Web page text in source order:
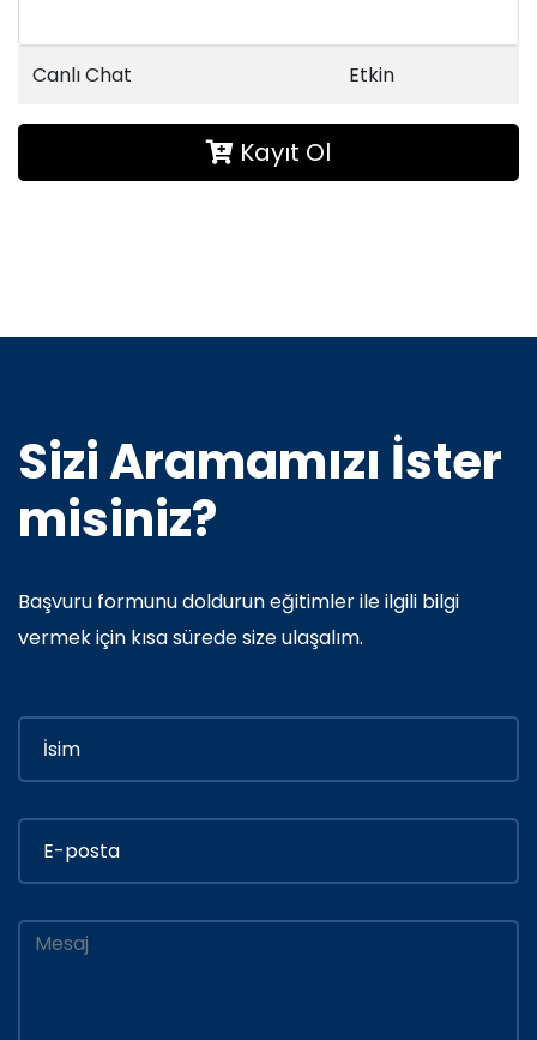
Canlı Chat Etkin
Kayıt Ol
Sizi Aramamızı İster
misiniz?
Başvuru formunu doldurun eğitimler ile ilgili bilgi
vermek için kısa sürede size ulaşalım.